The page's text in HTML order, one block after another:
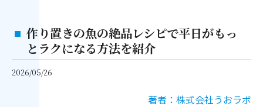
作り置きの魚の絶品レシピで平日がもっ
とラクになる方法を紹介
2026/05/26
著者：株式会社うおラボ